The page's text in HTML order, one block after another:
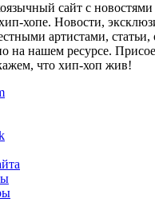
сайт с
хопе. Новости,
артистами,
на нашем ресурсе.
что хип-хоп жив!